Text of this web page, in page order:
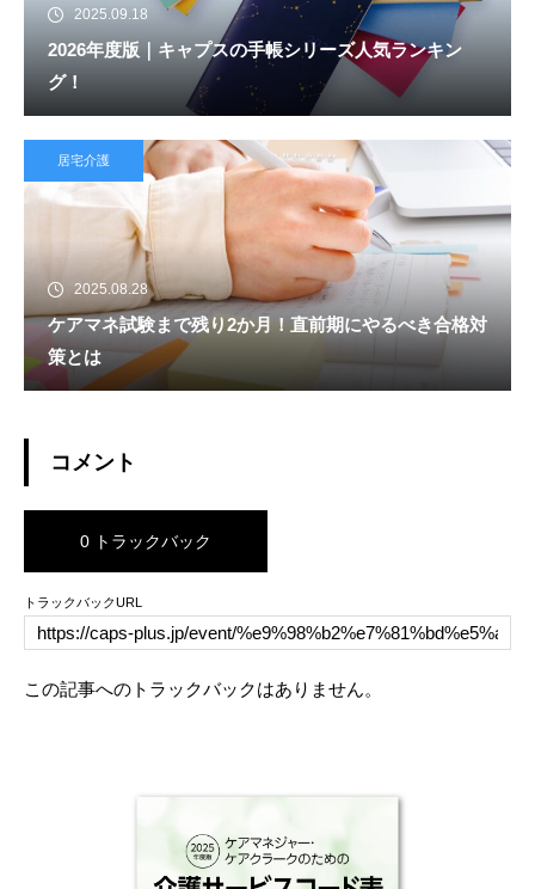
2025.09.18
2026年度版｜キャプスの手帳シリーズ人気ランキン
グ！
居宅介護
2025.08.28
ケアマネ試験まで残り2か月！直前期にやるべき合格対
策とは
コメント
0 トラックバック
トラックバックURL
この記事へのトラックバックはありません。